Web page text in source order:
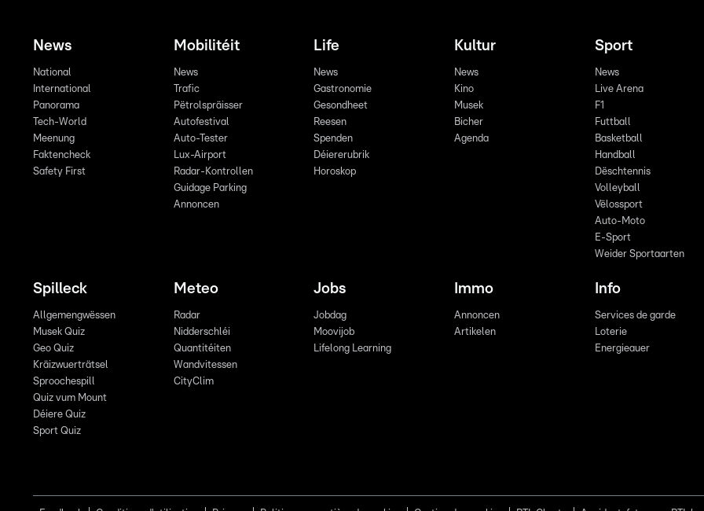
News
National
International
Panorama
Tech-World
Meenung
Faktencheck
Safety First
Mobilitéit
News
Trafic
Pëtrolspräisser
Autofestival
Auto-Tester
Lux-Airport
Radar-Kontrollen
Guidage Parking
Annoncen
Life
News
Gastronomie
Gesondheet
Reesen
Spenden
Déiererubrik
Horoskop
Kultur
News
Kino
Musek
Bicher
Agenda
Sport
News
Live Arena
F1
Futtball
Basketball
Handball
Dëschtennis
Volleyball
Vëlossport
Auto-Moto
E-Sport
Weider Sportaarten
Spilleck
Allgemengwëssen
Musek Quiz
Geo Quiz
Kräizwuerträtsel
Sproochespill
Quiz vum Mount
Déiere Quiz
Sport Quiz
Meteo
Radar
Nidderschléi
Quantitéiten
Wandvitessen
CityClim
Jobs
Jobdag
Moovijob
Lifelong Learning
Immo
Annoncen
Artikelen
Info
Services de garde
Loterie
Energieauer